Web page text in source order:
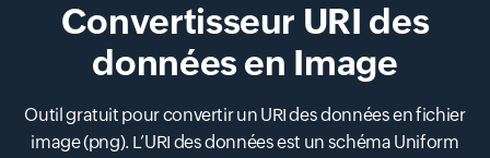
Convertisseur URI des
données en Image
Outil gratuit pour convertir un URI des données en fichier
image (png). L’URI des données est un schéma Uniform